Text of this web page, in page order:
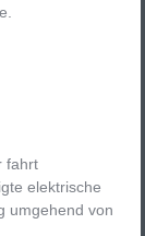
fahrt
elektrische
umgehend von